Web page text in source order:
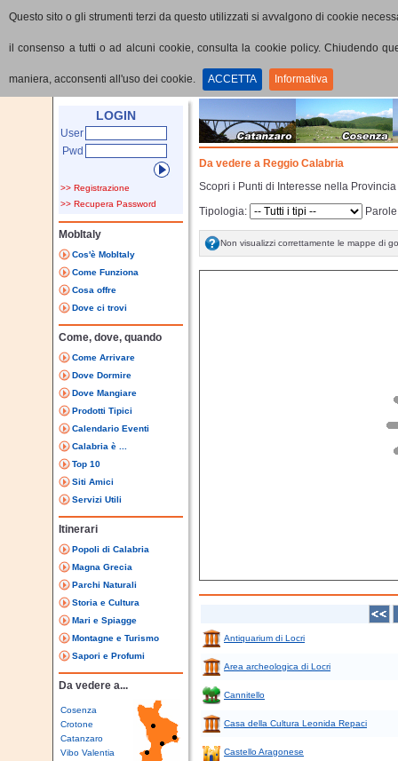
Questo sito o gli strumenti terzi da questo utilizzati si avvalgono di cookie
il consenso a tutti o ad alcuni cookie, consulta la cookie policy. Chiudendo
maniera, acconsenti all'uso dei cookie. ACCETTA Informativa
Reggio Calabria
LOGIN
User
Pwd
>> Registrazione
>> Recupera Password
MobItaly
Cos'è MobItaly
Come Funziona
Cosa offre
Dove ci trovi
Come, dove, quando
Come Arrivare
Dove Dormire
Dove Mangiare
Prodotti Tipici
Calendario Eventi
Calabria è ...
Top 10
Siti Amici
Servizi Utili
Itinerari
Popoli di Calabria
Magna Grecia
Parchi Naturali
Storia e Cultura
Mari e Spiagge
Montagne e Turismo
Sapori e Profumi
Da vedere a...
Cosenza
Crotone
Catanzaro
Vibo Valentia
Da vedere a Reggio Calabria
Scopri i Punti di Interesse nella
Tipologia:
Non visualizzi correttamente le mappe di
Antiquarium di Locri
Area archeologica di Locri
Cannitello
Casa della Cultura Leonida Repaci
Castello Aragonese